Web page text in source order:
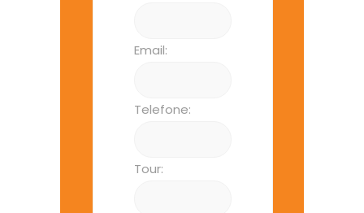
Email:
Telefone:
Tour: